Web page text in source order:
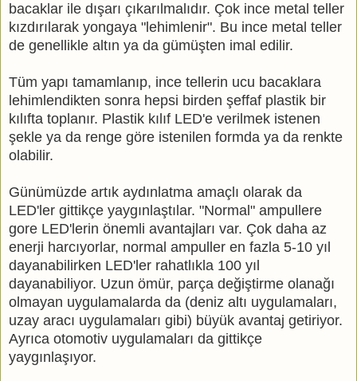
bacaklar ile dışarı çıkarılmalıdır. Çok ince metal teller
kızdırılarak yongaya "lehimlenir". Bu ince metal teller
de genellikle altın ya da gümüşten imal edilir.
Tüm yapı tamamlanıp, ince tellerin ucu bacaklara
lehimlendikten sonra hepsi birden şeffaf plastik bir
kılıfta toplanır. Plastik kılıf LED'e verilmek istenen
şekle ya da renge göre istenilen formda ya da renkte
olabilir.
Günümüzde artık aydınlatma amaçlı olarak da
LED'ler gittikçe yaygınlaştılar. "Normal" ampullere
gore LED'lerin önemli avantajları var. Çok daha az
enerji harcıyorlar, normal ampuller en fazla 5-10 yıl
dayanabilirken LED'ler rahatlıkla 100 yıl
dayanabiliyor. Uzun ömür, parça değiştirme olanağı
olmayan uygulamalarda da (deniz altı uygulamaları,
uzay aracı uygulamaları gibi) büyük avantaj getiriyor.
Ayrıca otomotiv uygulamaları da gittikçe
yaygınlaşıyor.